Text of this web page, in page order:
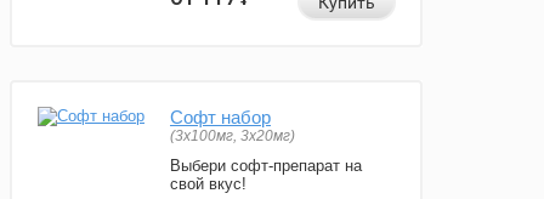
Софт набор
(3x100мг, 3x20мг)
Выбери софт-препарат на
свой вкус!